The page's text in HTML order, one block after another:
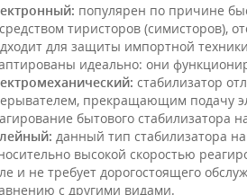
популярен по причине
тиристоров (симисторов),
для защиты импортной
идеально: они
стабилизатор
прекращающим подачу
бытового стабилизатора
данный тип стабилизатора
высокой скоростью
и не требует дорогостоящего
с другими видами.